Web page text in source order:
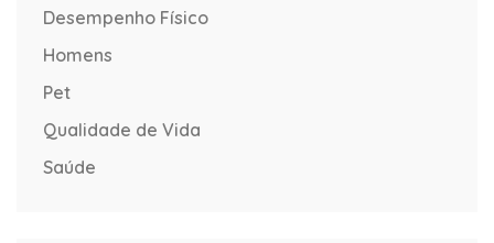
Desempenho Físico
Homens
Pet
Qualidade de Vida
Saúde